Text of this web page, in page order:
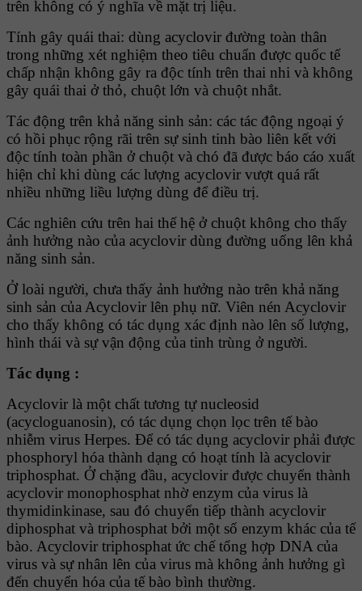
trên không có ý nghĩa về mặt trị liệu.
Tính gây quái thai: dùng acyclovir đường toàn thân
trong những xét nghiệm theo tiêu chuẩn được quốc tế
chấp nhận không gây ra độc tính trên thai nhi và không
gây quái thai ở thỏ, chuột lớn và chuột nhắt.
Tác động trên khả năng sinh sản: các tác động ngoại ý
có hồi phục rộng rãi trên sự sinh tinh bào liên kết với
độc tính toàn phần ở chuột và chó đã được báo cáo xuất
hiện chỉ khi dùng các lượng acyclovir vượt quá rất
nhiều những liều lượng dùng để điều trị.
Các nghiên cứu trên hai thế hệ ở chuột không cho thấy
ảnh hưởng nào của acyclovir dùng đường uống lên khả
năng sinh sản.
Ở loài người, chưa thấy ảnh hưởng nào trên khả năng
sinh sản của Acyclovir lên phụ nữ. Viên nén Acyclovir
cho thấy không có tác dụng xác định nào lên số lượng,
hình thái và sự vận động của tinh trùng ở người.
Tác dụng :
Acyclovir là một chất tương tự nucleosid
(acycloguanosin), có tác dụng chọn lọc trên tế bào
nhiễm virus Herpes. Ðể có tác dụng acyclovir phải được
phosphoryl hóa thành dạng có hoạt tính là acyclovir
triphosphat. Ở chặng đầu, acyclovir được chuyển thành
acyclovir monophosphat nhờ enzym của virus là
thymidinkinase, sau đó chuyển tiếp thành acyclovir
diphosphat và triphosphat bởi một số enzym khác của tế
bào. Acyclovir triphosphat ức chế tổng hợp DNA của
virus và sự nhân lên của virus mà không ảnh hưởng gì
đến chuyển hóa của tế bào bình thường.